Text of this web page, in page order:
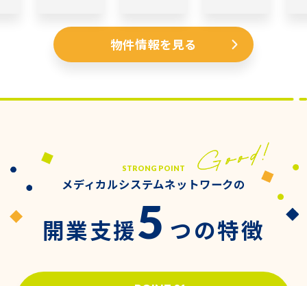
物件情報を見る
STRONG POINT
メディカルシステムネットワークの
開業支援5 つの特徴